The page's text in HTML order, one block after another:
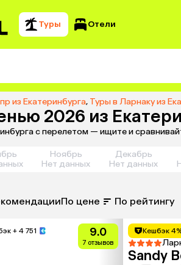
Туры Отели
из Екатеринбурга, Туры в Ларнаку из
2026 из
с перелетом — ищите и
Ноябрь
Нет данных
Декабрь
Нет данных
По цене По рейтингу
+ 4 751 9.0
7 отзывов
Кешбэк
Sandy